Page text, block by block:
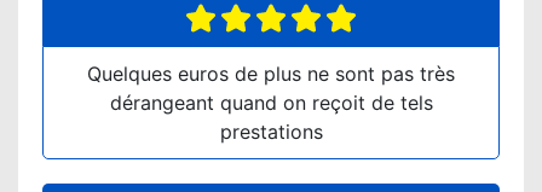
Quelques euros de plus ne sont pas très
dérangeant quand on reçoit de tels
prestations